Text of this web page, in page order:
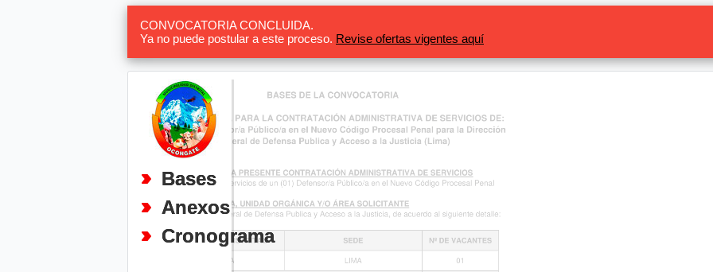
CONVOCATORIA CONCLUIDA.
Ya no puede postular a este proceso. Revise ofertas vigentes aquí
Bases
Anexos
Cronograma